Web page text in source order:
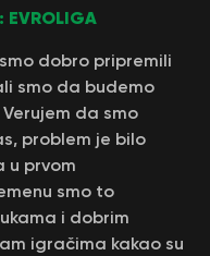
EVROLIGA
dobro pripremili
smo da budemo
da smo
problem je bilo
u prvom
smo to
i dobrim
igračima kakao su